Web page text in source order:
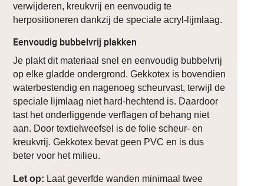
verwijderen, kreukvrij en eenvoudig te
herpositioneren dankzij de speciale acryl-lijmlaag.
Eenvoudig bubbelvrij plakken
Je plakt dit materiaal snel en eenvoudig bubbelvrij
op elke gladde ondergrond. Gekkotex is bovendien
waterbestendig en nagenoeg scheurvast, terwijl de
speciale lijmlaag niet hard-hechtend is. Daardoor
tast het onderliggende verflagen of behang niet
aan. Door textielweefsel is de folie scheur- en
kreukvrij. Gekkotex bevat geen PVC en is dus
beter voor het milieu.
Let op: Laat geverfde wanden minimaal twee